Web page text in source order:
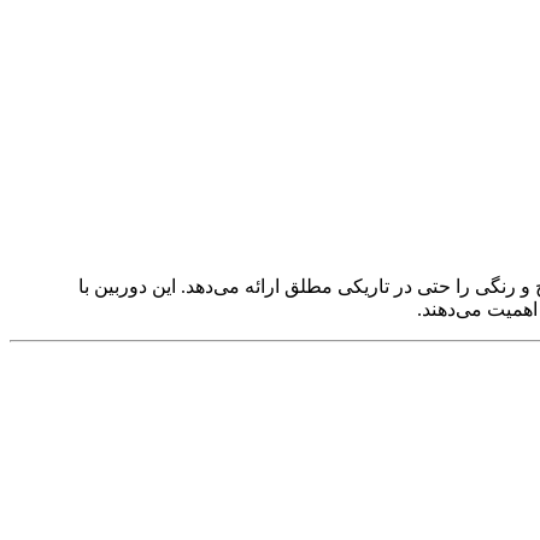
و رنگی را حتی در تاریکی مطلق ارائه می‌دهد. این دوربین با
می‌دهند.